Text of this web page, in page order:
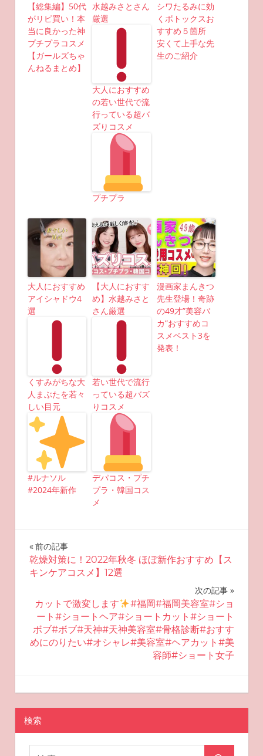
【総集編】50代
がリピ買い！本
当に良かった神
プチプラコスメ
【ガールズちゃ
んねるまとめ】
水越みさとさん
厳選
大人におすすめ
の若い世代で流
行っている超バ
ズりコスメ
プチプラ
シワたるみに効
くボトックスお
すすめ５箇所
安くて上手な先
生のご紹介
大人におすすめ
アイシャドウ4
選
くすみがちな大
人まぶたを若々
しい目元
#ルナソル
#2024年新作
【大人におすす
め】水越みさと
さん厳選
若い世代で流行
っている超バズ
りコスメ
デパコス・プチ
プラ・韓国コス
メ
漫画家まんきつ
先生登場！奇跡
の49才”美容バ
カ”おすすめコ
スメベスト3を
発表！
投
稿
ナ
ビ
ゲ
シ
ョ
ン
前の記事
乾燥対策に！2022年秋冬 ほぼ新作おすすめ【ス
キンケアコスメ】12選
次の記事
カットで激変します
#福岡#福岡美容室#ショ
ート#ショートヘア#ショートカット#ショート
ボブ#ボブ#天神#天神美容室#骨格診断#おすす
めにのりたい#オシャレ#美容室#ヘアカット#美
容師#ショート女子
2022-09-23
miyu
おすすめ美容
検索